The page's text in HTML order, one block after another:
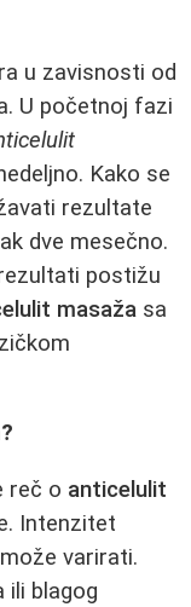
u zavisnosti od
U početnoj fazi
Kako se
rezultate
dve mesečno.
postižu
masaža sa
reč o anticelulit
Intenzitet
može varirati.
ili blagog